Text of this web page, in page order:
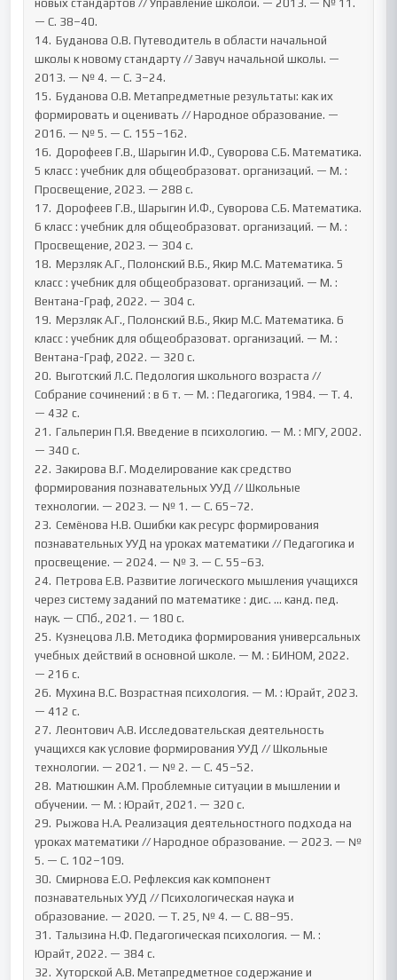
новых стандартов // Управление школой. — 2013. — № 11.
— С. 38–40.
14.	Буданова О.В. Путеводитель в области начальной
школы к новому стандарту // Завуч начальной школы. —
2013. — № 4. — С. 3–24.
15.	Буданова О.В. Метапредметные результаты: как их
формировать и оценивать // Народное образование. —
2016. — № 5. — С. 155–162.
16.	Дорофеев Г.В., Шарыгин И.Ф., Суворова С.Б. Математика.
5 класс : учебник для общеобразоват. организаций. — М. :
Просвещение, 2023. — 288 с.
17.	Дорофеев Г.В., Шарыгин И.Ф., Суворова С.Б. Математика.
6 класс : учебник для общеобразоват. организаций. — М. :
Просвещение, 2023. — 304 с.
18.	Мерзляк А.Г., Полонский В.Б., Якир М.С. Математика. 5
класс : учебник для общеобразоват. организаций. — М. :
Вентана-Граф, 2022. — 304 с.
19.	Мерзляк А.Г., Полонский В.Б., Якир М.С. Математика. 6
класс : учебник для общеобразоват. организаций. — М. :
Вентана-Граф, 2022. — 320 с.
20.	Выготский Л.С. Педология школьного возраста //
Собрание сочинений : в 6 т. — М. : Педагогика, 1984. — Т. 4.
— 432 с.
21.	Гальперин П.Я. Введение в психологию. — М. : МГУ, 2002.
— 340 с.
22.	Закирова В.Г. Моделирование как средство
формирования познавательных УУД // Школьные
технологии. — 2023. — № 1. — С. 65–72.
23.	Семёнова Н.В. Ошибки как ресурс формирования
познавательных УУД на уроках математики // Педагогика и
просвещение. — 2024. — № 3. — С. 55–63.
24.	Петрова Е.В. Развитие логического мышления учащихся
через систему заданий по математике : дис. ... канд. пед.
наук. — СПб., 2021. — 180 с.
25.	Кузнецова Л.В. Методика формирования универсальных
учебных действий в основной школе. — М. : БИНОМ, 2022.
— 216 с.
26.	Мухина В.С. Возрастная психология. — М. : Юрайт, 2023.
— 412 с.
27.	Леонтович А.В. Исследовательская деятельность
учащихся как условие формирования УУД // Школьные
технологии. — 2021. — № 2. — С. 45–52.
28.	Матюшкин А.М. Проблемные ситуации в мышлении и
обучении. — М. : Юрайт, 2021. — 320 с.
29.	Рыжова Н.А. Реализация деятельностного подхода на
уроках математики // Народное образование. — 2023. — №
5. — С. 102–109.
30.	Смирнова Е.О. Рефлексия как компонент
познавательных УУД // Психологическая наука и
образование. — 2020. — Т. 25, № 4. — С. 88–95.
31.	Талызина Н.Ф. Педагогическая психология. — М. :
Юрайт, 2022. — 384 с.
32.	Хуторской А.В. Метапредметное содержание и